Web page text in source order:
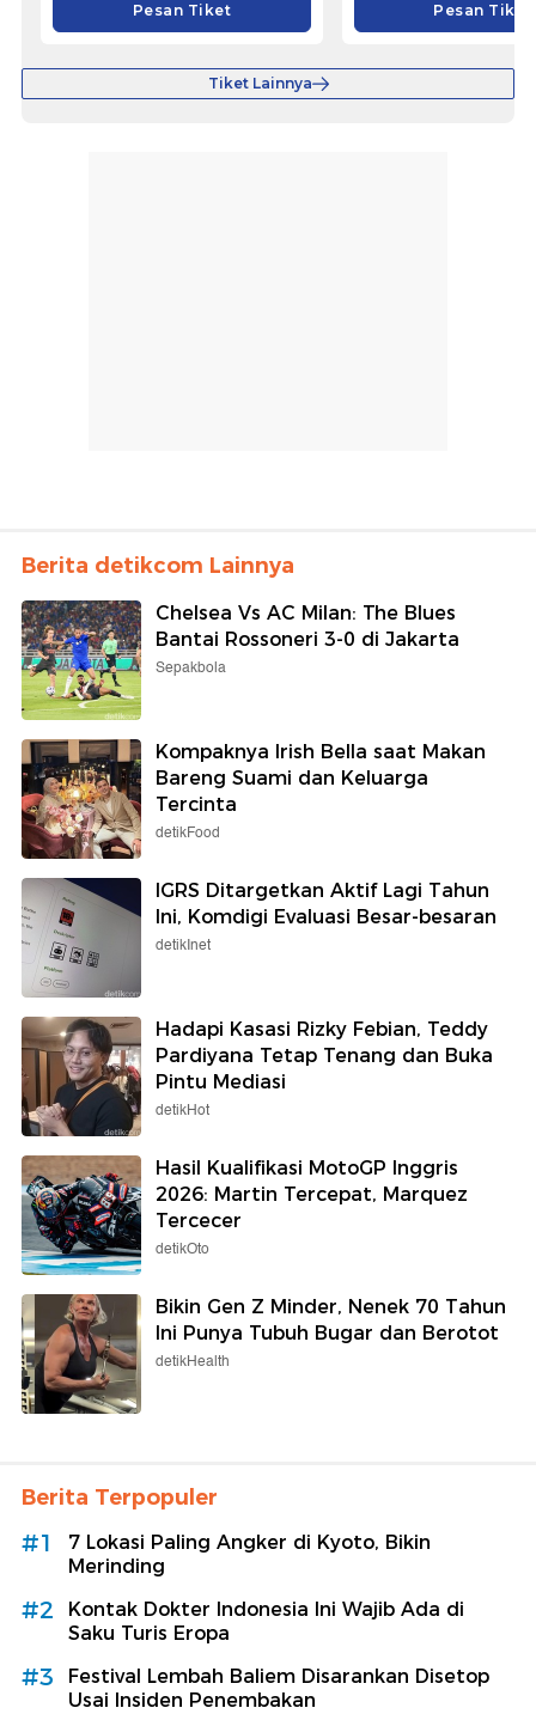
Pesan Tiket Pesan Tiket
Tiket Lainnya
Berita detikcom Lainnya
Chelsea Vs AC Milan: The Blues
Bantai Rossoneri 3-0 di Jakarta
Sepakbola
Kompaknya Irish Bella saat Makan
Bareng Suami dan Keluarga
Tercinta
detikFood
IGRS Ditargetkan Aktif Lagi Tahun
Ini, Komdigi Evaluasi Besar-besaran
detikInet
Hadapi Kasasi Rizky Febian, Teddy
Pardiyana Tetap Tenang dan Buka
Pintu Mediasi
detikHot
Hasil Kualifikasi MotoGP Inggris
2026: Martin Tercepat, Marquez
Tercecer
detikOto
Bikin Gen Z Minder, Nenek 70 Tahun
Ini Punya Tubuh Bugar dan Berotot
detikHealth
Berita Terpopuler
#1
7 Lokasi Paling Angker di Kyoto, Bikin
Merinding
#2
Kontak Dokter Indonesia Ini Wajib Ada di
Saku Turis Eropa
#3
Festival Lembah Baliem Disarankan Disetop
Usai Insiden Penembakan